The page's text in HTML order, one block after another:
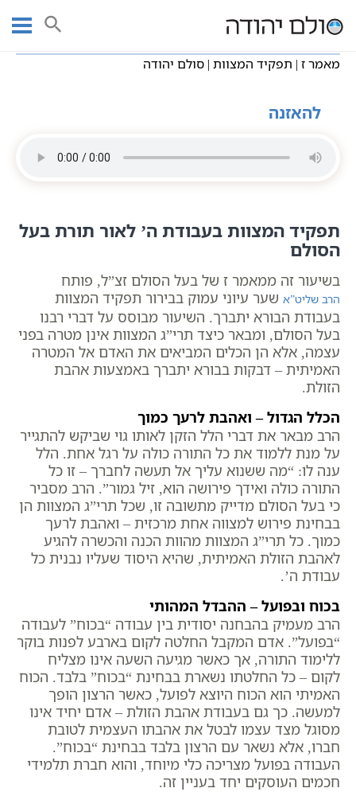
עמוד ראשי
שיעורי קבלה כתבי אשלג
מאמרי הרב"ש
מאמר ז | תפקיד המצוות | סולם יהודה
מאמר ז | תפקיד המצוות | סולם יהודה
להאזנה
תפקיד המצוות בעבודת ה’ לאור תורת בעל
הסולם
בשיעור זה ממאמר ז של בעל הסולם זצ”ל, פותח
הרב שליט”א שער עיוני עמוק בבירור תפקיד המצוות
בעבודת הבורא יתברך. השיעור מבוסס על דברי רבנו
בעל הסולם, ומבאר כיצד תרי”ג המצוות אינן מטרה בפני
עצמה, אלא הן הכלים המביאים את האדם אל המטרה
האמיתית – דבקות בבורא יתברך באמצעות אהבת
הזולת.
הכלל הגדול – ואהבת לרעך כמוך
הרב מבאר את דברי הלל הזקן לאותו גוי שביקש להתגייר
על מנת ללמוד את כל התורה כולה על רגל אחת. הלל
ענה לו: “מה ששנוא עליך אל תעשה לחברך – זו כל
התורה כולה ואידך פירושה הוא, זיל גמור”. הרב מסביר
כי בעל הסולם מדייק מתשובה זו, שכל תרי”ג המצוות הן
בבחינת פירוש למצווה אחת מרכזית – ואהבת לרעך
כמוך. כל תרי”ג המצוות מהוות הכנה והכשרה להגיע
לאהבת הזולת האמיתית, שהיא היסוד שעליו נבנית כל
עבודת ה’.
בכוח ובפועל – ההבדל המהותי
הרב מעמיק בהבחנה יסודית בין עבודה “בכוח” לעבודה
“בפועל”. אדם המקבל החלטה לקום בארבע לפנות בוקר
ללימוד התורה, אך כאשר מגיעה השעה אינו מצליח
לקום – כל החלטתו נשארת בבחינת “בכוח” בלבד. הכוח
האמיתי הוא הכוח היוצא לפועל, כאשר הרצון הופך
למעשה. כך גם בעבודת אהבת הזולת – אדם יחיד אינו
מסוגל מצד עצמו לבטל את אהבתו העצמית לטובת
חברו, אלא נשאר עם הרצון בלבד בבחינת “בכוח”.
העבודה בפועל מצריכה כלי מיוחד, והוא חברת תלמידי
חכמים העוסקים יחד בעניין זה.